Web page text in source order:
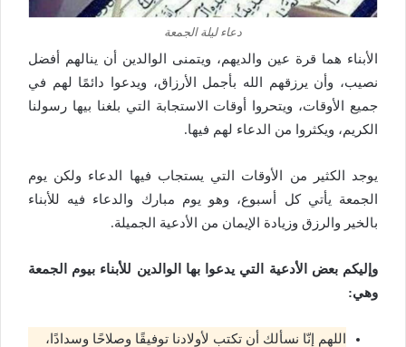
دعاء ليلة الجمعة
الأبناء هما قرة عين والديهم، ويتمنى الوالدين أن ينالهم أفضل
نصيب، وأن يرزقهم الله بأجمل الأرزاق، ويدعوا دائمًا لهم في
جميع الأوقات، ويتحروا أوقات الاستجابة التي بلغنا بيها رسولنا
الكريم، ويكثروا من الدعاء لهم فيها.
يوجد الكثير من الأوقات التي يستجاب فيها الدعاء ولكن يوم
الجمعة يأتي كل أسبوع، وهو يوم مبارك والدعاء فيه للأبناء
بالخير والرزق وزيادة الإيمان من الأدعية الجميلة.
وإليكم بعض الأدعية التي يدعوا بها الوالدين للأبناء بيوم الجمعة
وهي:
اللهم إنّا نسألك أن تكتب لأولادنا توفيقًا وصلاحًا وسدادًا،